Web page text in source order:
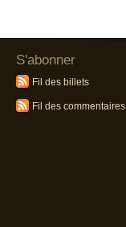
S'abonner
Fil des billets
Fil des commentaires